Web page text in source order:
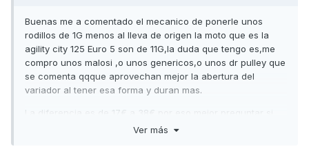
Buenas me a comentado el mecanico de ponerle unos
rodillos de 1G menos al lleva de origen la moto que es la
agility city 125 Euro 5 son de 11G,la duda que tengo es,me
compro unos malosi ,o unos genericos,o unos dr pulley que
se comenta qqque aprovechan mejor la abertura del
variador al tener esa forma y duran mas.
La diferencia es de 17€ a 38€ por eso mejor preguntar si
vale la pena realmente en rendimiento y durabilidad.
Ver más